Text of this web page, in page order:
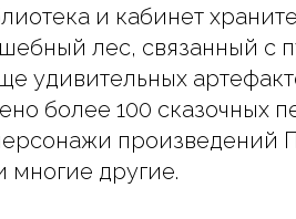
и кабинет
лес, связанный с
удивительных
более 100 сказочных
произведений
многие другие.